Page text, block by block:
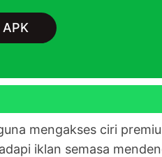
mengakses ciri
iklan semasa